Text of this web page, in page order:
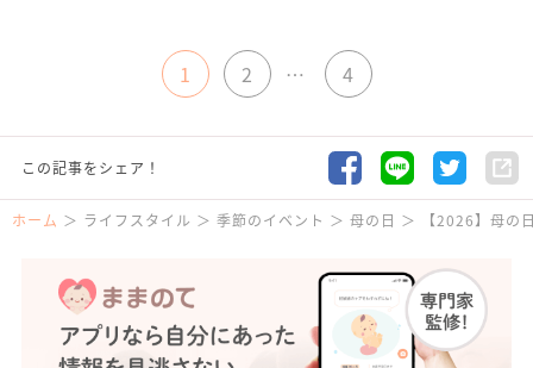
1 2 … 4
この記事をシェア！
ホーム ライフスタイル 季節のイベント 母の日 【2026】母の